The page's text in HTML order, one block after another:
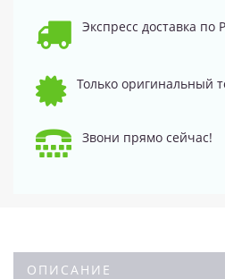
Экспресс доставка по
Только оригинальный
Звони прямо сейчас!
ОПИСАНИЕ